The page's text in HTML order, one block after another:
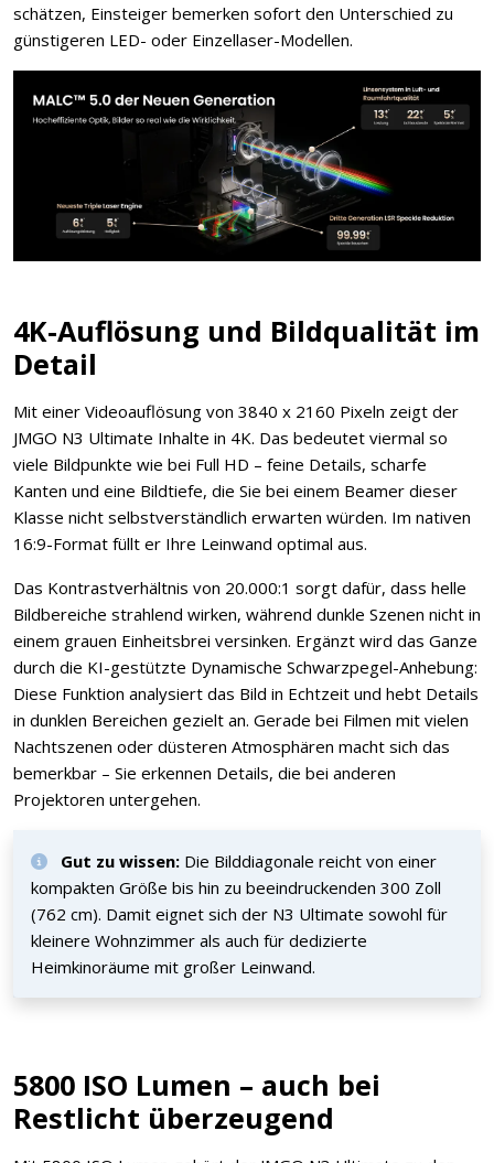
schätzen, Einsteiger bemerken sofort den Unterschied zu
günstigeren LED- oder Einzellaser-Modellen.
4K-Auflösung und Bildqualität im
Detail
Mit einer Videoauflösung von 3840 x 2160 Pixeln zeigt der
JMGO N3 Ultimate Inhalte in 4K. Das bedeutet viermal so
viele Bildpunkte wie bei Full HD – feine Details, scharfe
Kanten und eine Bildtiefe, die Sie bei einem Beamer dieser
Klasse nicht selbstverständlich erwarten würden. Im nativen
16:9-Format füllt er Ihre Leinwand optimal aus.
Das Kontrastverhältnis von 20.000:1 sorgt dafür, dass helle
Bildbereiche strahlend wirken, während dunkle Szenen nicht in
einem grauen Einheitsbrei versinken. Ergänzt wird das Ganze
durch die KI-gestützte Dynamische Schwarzpegel-Anhebung:
Diese Funktion analysiert das Bild in Echtzeit und hebt Details
in dunklen Bereichen gezielt an. Gerade bei Filmen mit vielen
Nachtszenen oder düsteren Atmosphären macht sich das
bemerkbar – Sie erkennen Details, die bei anderen
Projektoren untergehen.
Gut zu wissen: Die Bilddiagonale reicht von einer
kompakten Größe bis hin zu beeindruckenden 300 Zoll
(762 cm). Damit eignet sich der N3 Ultimate sowohl für
kleinere Wohnzimmer als auch für dedizierte
Heimkinoräume mit großer Leinwand.
5800 ISO Lumen – auch bei
Restlicht überzeugend